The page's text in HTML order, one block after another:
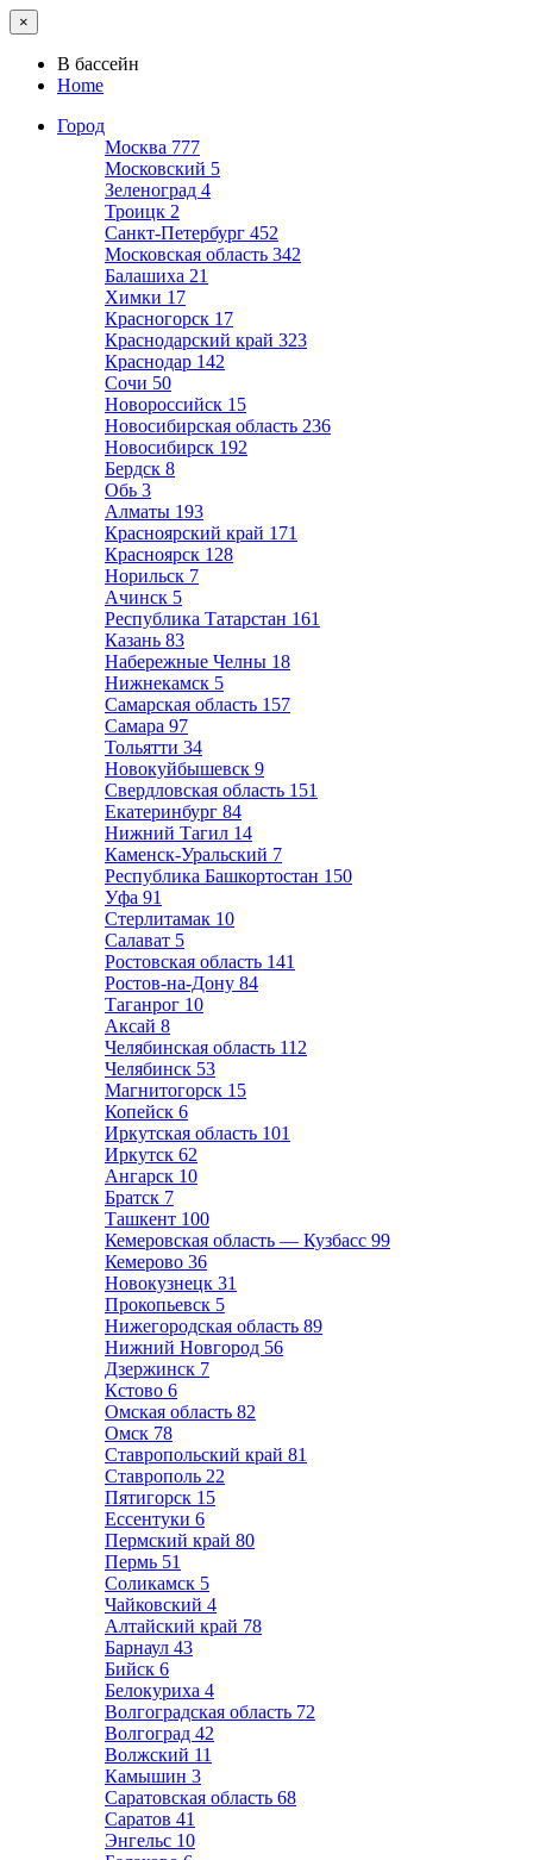
×
В бассейн
Home
Город
Москва 777
Московский 5
Зеленоград 4
Троицк 2
Санкт-Петербург 452
Московская область 342
Балашиха 21
Химки 17
Красногорск 17
Краснодарский край 323
Краснодар 142
Сочи 50
Новороссийск 15
Новосибирская область 236
Новосибирск 192
Бердск 8
Обь 3
Алматы 193
Красноярский край 171
Красноярск 128
Норильск 7
Ачинск 5
Республика Татарстан 161
Казань 83
Набережные Челны 18
Нижнекамск 5
Самарская область 157
Самара 97
Тольятти 34
Новокуйбышевск 9
Свердловская область 151
Екатеринбург 84
Нижний Тагил 14
Каменск-Уральский 7
Республика Башкортостан 150
Уфа 91
Стерлитамак 10
Салават 5
Ростовская область 141
Ростов-на-Дону 84
Таганрог 10
Аксай 8
Челябинская область 112
Челябинск 53
Магнитогорск 15
Копейск 6
Иркутская область 101
Иркутск 62
Ангарск 10
Братск 7
Ташкент 100
Кемеровская область — Кузбасс 99
Кемерово 36
Новокузнецк 31
Прокопьевск 5
Нижегородская область 89
Нижний Новгород 56
Дзержинск 7
Кстово 6
Омская область 82
Омск 78
Ставропольский край 81
Ставрополь 22
Пятигорск 15
Ессентуки 6
Пермский край 80
Пермь 51
Соликамск 5
Чайковский 4
Алтайский край 78
Барнаул 43
Бийск 6
Белокуриха 4
Волгоградская область 72
Волгоград 42
Волжский 11
Камышин 3
Саратовская область 68
Саратов 41
Энгельс 10